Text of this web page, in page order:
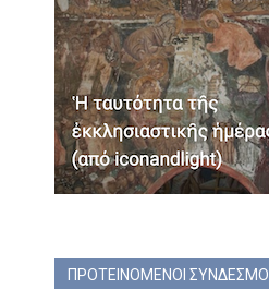
ΠΡΟΤΕΙΝΟΜΕΝΟΙ ΣΥΝΔΕΣΜΟΙ